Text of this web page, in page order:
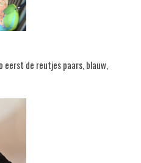
de reutjes paars, blauw,